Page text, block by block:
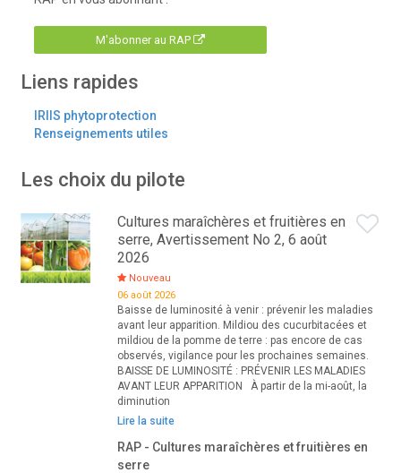
M'abonner au RAP
Liens rapides
IRIIS phytoprotection
Renseignements utiles
Les choix du pilote
Cultures maraîchères et fruitières en
serre, Avertissement No 2, 6 août
2026
Nouveau
06 août 2026
Baisse de luminosité à venir : prévenir les maladies
avant leur apparition. Mildiou des cucurbitacées et
mildiou de la pomme de terre : pas encore de cas
observés, vigilance pour les prochaines semaines.
BAISSE DE LUMINOSITÉ : PRÉVENIR LES MALADIES
AVANT LEUR APPARITION À partir de la mi-août, la
diminution
Lire la suite
RAP - Cultures maraîchères et fruitières en
serre